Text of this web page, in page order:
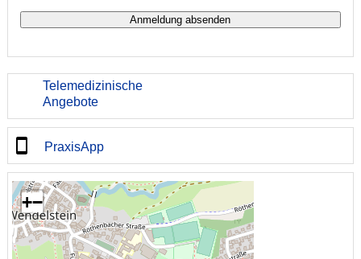
Telemedizinische
Angebote
PraxisApp
+−